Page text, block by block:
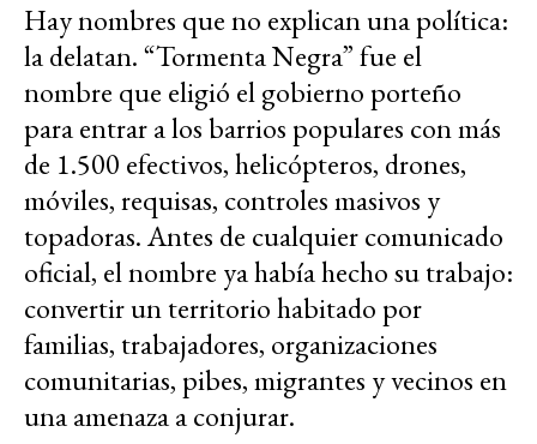
Hay nombres que no explican una política:
la delatan. “Tormenta Negra” fue el
nombre que eligió el gobierno porteño
para entrar a los barrios populares con más
de 1.500 efectivos, helicópteros, drones,
móviles, requisas, controles masivos y
topadoras. Antes de cualquier comunicado
oficial, el nombre ya había hecho su trabajo:
convertir un territorio habitado por
familias, trabajadores, organizaciones
comunitarias, pibes, migrantes y vecinos en
una amenaza a conjurar.